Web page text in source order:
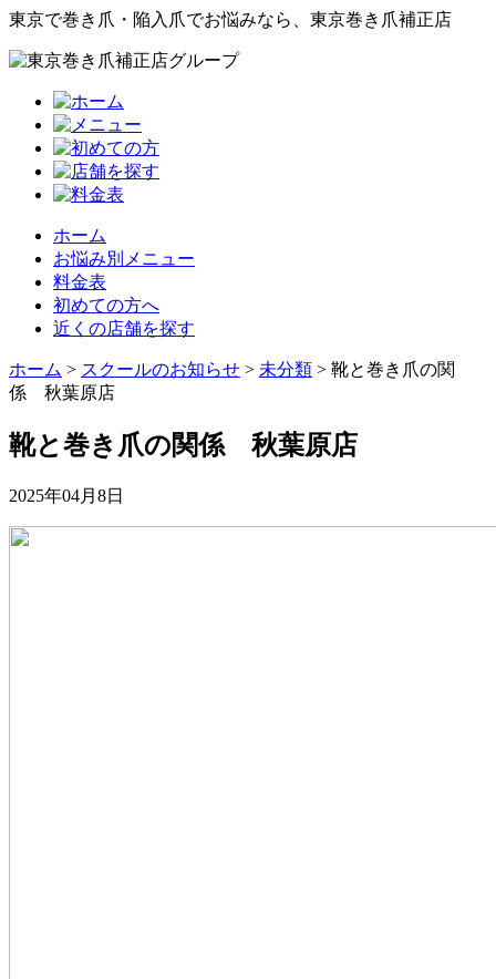
東京で巻き爪・陥入爪でお悩みなら、東京巻き爪補正店
ホーム
お悩み別メニュー
料金表
初めての方へ
近くの店舗を探す
ホーム > スクールのお知らせ > 未分類 > 靴と巻き爪の関
係 秋葉原店
靴と巻き爪の関係 秋葉原店
2025年04月8日